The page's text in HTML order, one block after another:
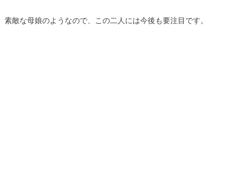
素敵な母娘のようなので、この二人には今後も要注目です。